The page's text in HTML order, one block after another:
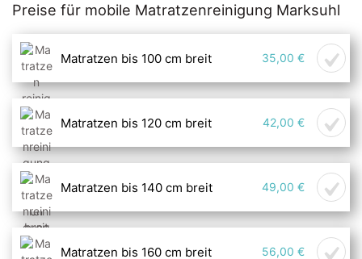
Preise für mobile Matratzenreinigung Marksuhl
Matratzen bis 100 cm breit 35,00 €
Matratzen bis 120 cm breit 42,00 €
Matratzen bis 140 cm breit 49,00 €
Matratzen bis 160 cm breit 56,00 €